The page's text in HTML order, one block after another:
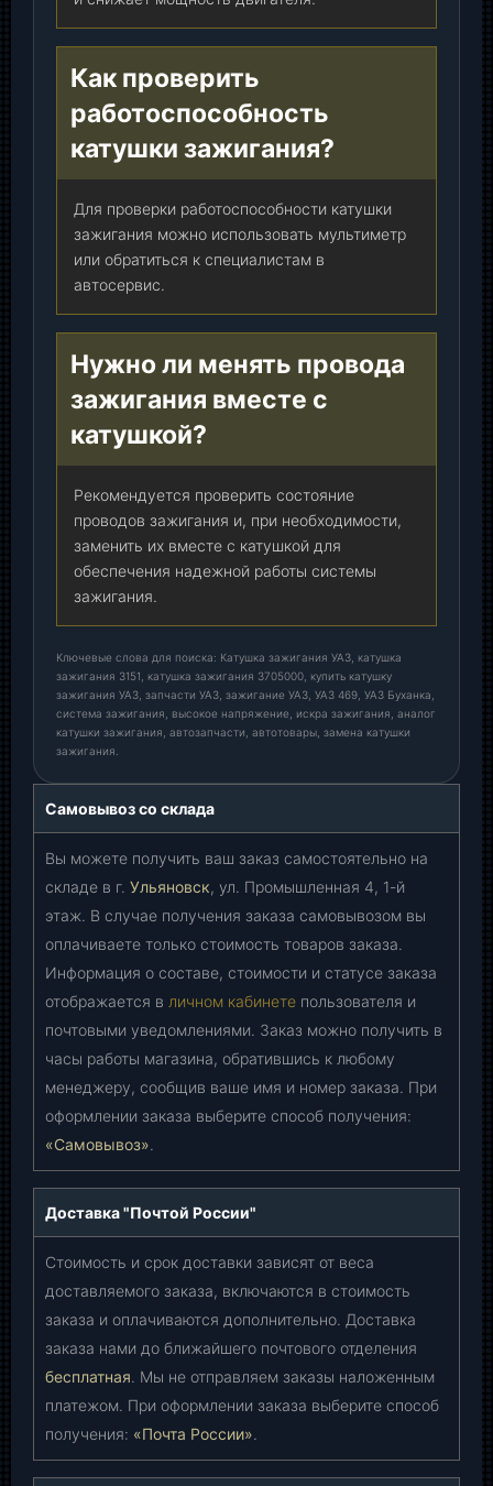
Как проверить
работоспособность
катушки зажигания?
Для проверки работоспособности катушки
зажигания можно использовать мультиметр
или обратиться к специалистам в
автосервис.
Нужно ли менять провода
зажигания вместе с
катушкой?
Рекомендуется проверить состояние
проводов зажигания и, при необходимости,
заменить их вместе с катушкой для
обеспечения надежной работы системы
зажигания.
Ключевые слова для поиска: Катушка зажигания УАЗ, катушка
зажигания 3151, катушка зажигания 3705000, купить катушку
зажигания УАЗ, запчасти УАЗ, зажигание УАЗ, УАЗ 469, УАЗ Буханка,
система зажигания, высокое напряжение, искра зажигания, аналог
катушки зажигания, автозапчасти, автотовары, замена катушки
зажигания.
Самовывоз со склада
Вы можете получить ваш заказ самостоятельно на
складе в г. Ульяновск, ул. Промышленная 4, 1-й
этаж. В случае получения заказа самовывозом вы
оплачиваете только стоимость товаров заказа.
Информация о составе, стоимости и статусе заказа
отображается в личном кабинете пользователя и
почтовыми уведомлениями. Заказ можно получить в
часы работы магазина, обратившись к любому
менеджеру, сообщив ваше имя и номер заказа. При
оформлении заказа выберите способ получения:
«Самовывоз».
Доставка "Почтой России"
Стоимость и срок доставки зависят от веса
доставляемого заказа, включаются в стоимость
заказа и оплачиваются дополнительно. Доставка
заказа нами до ближайшего почтового отделения
бесплатная. Мы не отправляем заказы наложенным
платежом. При оформлении заказа выберите способ
получения: «Почта России».